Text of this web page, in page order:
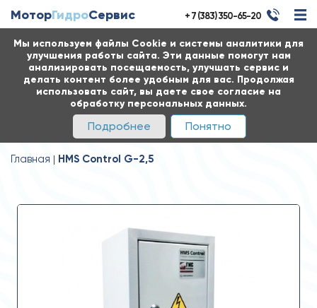
Мы используем файлы Cookie и системы аналитики для
улучшения работы сайта. Эти данные помогут нам
анализировать посещаемость, улучшать сервис и
делать контент более удобным для вас. Продолжая
использовать сайт, вы даете свое согласие на
обработку персональных данных.
Подробнее Понятно
МоторГидроСервис + 7 (383) 350-65-20
Главная HMS Control G-2,5